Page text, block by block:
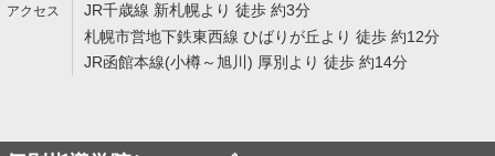
JR千歳線 新札幌より 徒歩 約3分
札幌市営地下鉄東西線 ひばりが丘より 徒歩 約12分
JR函館本線(小樽～旭川) 厚別より 徒歩 約14分